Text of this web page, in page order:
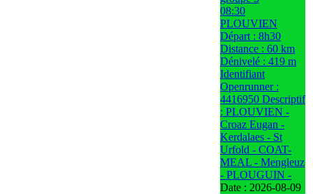
08:30
PLOUVIEN
Départ : 8h30
Distance : 60 km
Dénivelé : 419 m
Identifiant
Openrunner :
4416950 Descriptif
: PLOUVIEN -
Croaz Eugan -
Kerdalaes - St
Urfold - COAT-
MEAL - Mengleuz
- PLOUGUIN -
Date : 2026-08-09